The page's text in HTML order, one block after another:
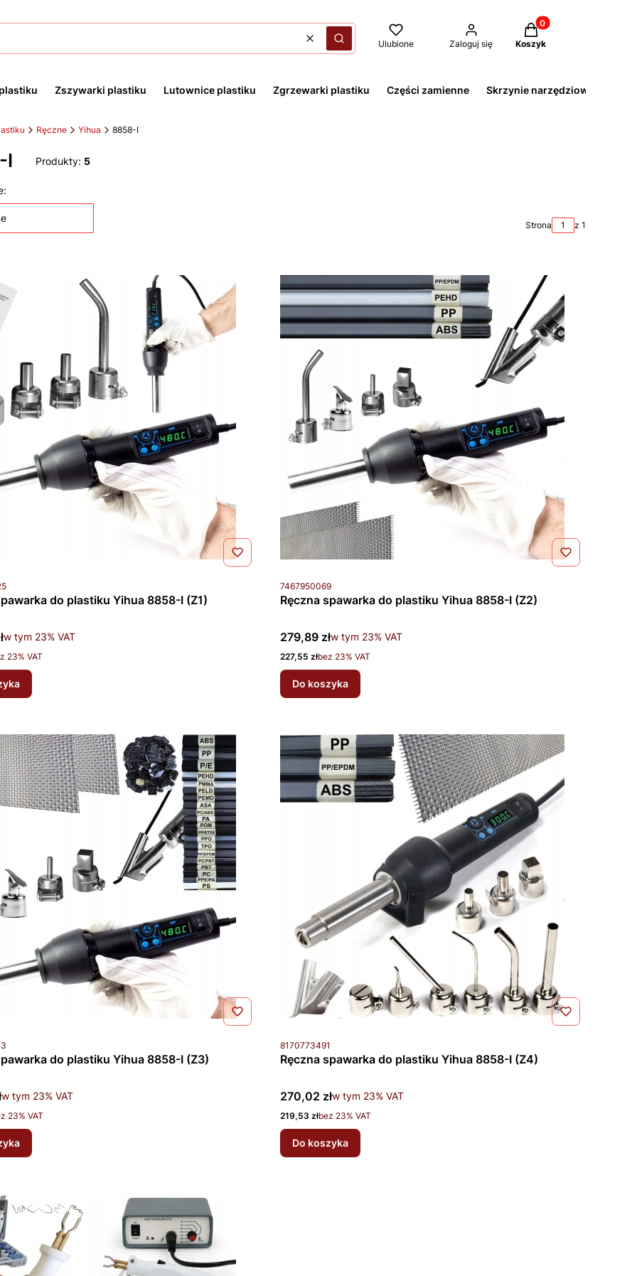
WyczyśćSzukaj Ulubione Zaloguj się
Produkty w koszyku:
Koszyk
Zszywarki plastiku Lutownice plastiku Zgrzewarki plastiku Części zamienne Skrzynie narzędziowe
Ręczne Yihua 8858-I
I Produkty: 5
Strona z 1
do plastiku Yihua 8858-I (Z1)
w tym %s VAT
w tym 23% VAT
23% VAT
Kod produktu
7467950069
Ręczna spawarka do plastiku Yihua 8858-I (Z2)
Cena brutto
279,89 złw tym %s VAT
w tym 23% VAT
Cena netto
227,55 złbez 23% VAT
Do koszyka
do plastiku Yihua 8858-I (Z3)
w tym %s VAT
w tym 23% VAT
23% VAT
Kod produktu
8170773491
Ręczna spawarka do plastiku Yihua 8858-I (Z4)
Cena brutto
270,02 złw tym %s VAT
w tym 23% VAT
Cena netto
219,53 złbez 23% VAT
Do koszyka